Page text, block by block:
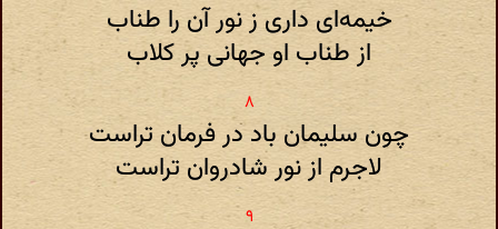
خیمه‌ای داری ز نور آن را طناب
از طناب او جهانی پر کلاب
چون سلیمان باد در فرمان تراست
لاجرم از نور شادروان تراست